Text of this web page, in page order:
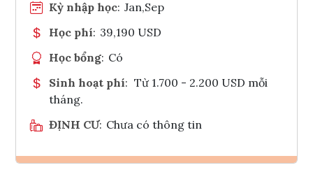
Kỳ nhập học: Jan,Sep
Học phí: 39,190 USD
Học bổng: Có
Sinh hoạt phí: Từ 1.700 - 2.200 USD mỗi
tháng.
ĐỊNH CƯ: Chưa có thông tin